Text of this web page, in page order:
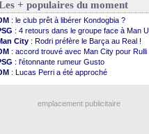
: Caen premier leader
: Højbjerg, son agent maintient le
: Gouiri évoque son avenir
: le transfert d'Asllani tombe à l'eau
: 1ère utilisation du Football Video Support
: Benatia envoie une pique à Longoria
: Al-Ahli veut Pape Gueye
: la dernière saison de Fonseca ?
: McCourt a versé 120 M€ en 2026
+ populaires du moment
: le club prêt à libérer Kondogbia ?
: 4 retours dans le groupe face à Man
City : Rodri préfère le Barça au Real !
: accord trouvé avec Man City pour Rulli
: l'étonnante rumeur Gusto
: Lucas Perri a été approché
emplacement publicitaire